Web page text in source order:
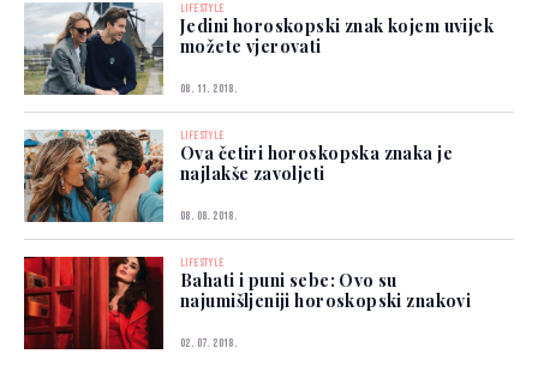
LIFESTYLE
Jedini horoskopski znak kojem uvijek
možete vjerovati
08. 11. 2018.
LIFESTYLE
Ova četiri horoskopska znaka je
najlakše zavoljeti
08. 08. 2018.
LIFESTYLE
Bahati i puni sebe: Ovo su
najumišljeniji horoskopski znakovi
02. 07. 2018.